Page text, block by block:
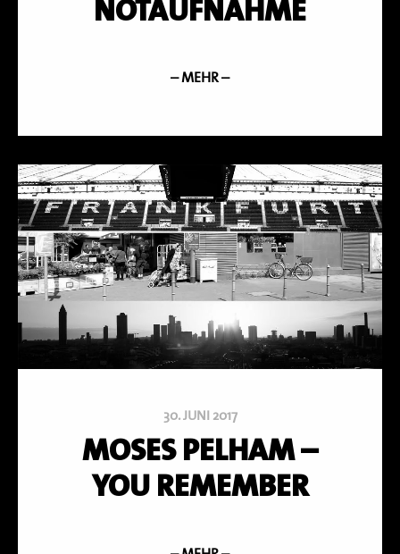
NOTAUFNAHME
– MEHR –
30. JUNI 2017
MOSES PELHAM –
YOU REMEMBER